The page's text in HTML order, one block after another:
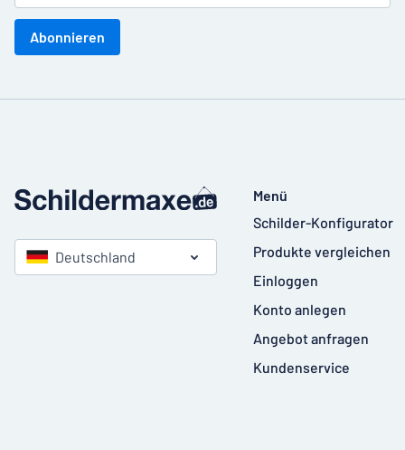
Abonnieren
Deutschland
Menü
Schilder-Konfigurator
Produkte vergleichen
Einloggen
Konto anlegen
Angebot anfragen
Kundenservice